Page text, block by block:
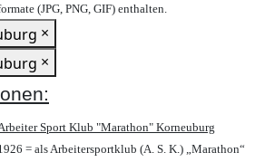
(JPG, PNG, GIF) enthalten.
×
×
Sport Klub "Marathon" Korneuburg
= als Arbeitersportklub (A. S. K.) „Marathon“